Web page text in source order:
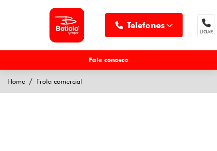
Telefones
LIGAR
Fale conosco
Home Frota comercial